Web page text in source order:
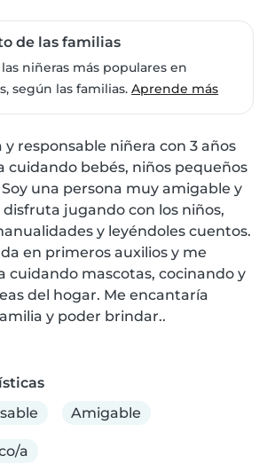
de las familias
niñeras más populares en
según las familias.Aprende más
y responsable niñera con 3 años
cuidando bebés, niños pequeños
una persona muy amigable y
jugando con los niños,
y leyéndoles cuentos.
en primeros auxilios y me
cuidando mascotas, cocinando y
del hogar. Me encantaría
y poder brindar..
Amigable
a